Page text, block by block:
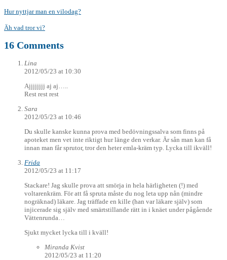
Hur nyttjar man en vilodag?
Äh vad tror vi?
16 Comments
Lina
2012/05/23 at 10:30
Ajjjjjjjj aj aj…..
Rest rest rest
Sara
2012/05/23 at 10:46
Du skulle kanske kunna prova med bedövningssalva som finns på
apoteket men vet inte riktigt hur länge den verkar. Är sån man kan få
innan man får sprutor, tror den heter emla-kräm typ. Lycka till ikväll!
Frida
2012/05/23 at 11:17
Stackare! Jag skulle prova att smörja in hela härligheten (!) med
voltarenkräm. För att få spruta måste du nog leta upp nån (mindre
nogräknad) läkare. Jag träffade en kille (han var läkare själv) som
injicerade sig själv med smärtstillande rätt in i knäet under pågående
Vättenrunda…
Sjukt mycket lycka till i kväll!
Miranda Kvist
2012/05/23 at 11:20